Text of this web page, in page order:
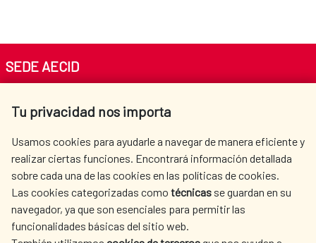
Tu privacidad nos importa
Usamos cookies para ayudarle a navegar de manera eficiente y
realizar ciertas funciones. Encontrará información detallada
sobre cada una de las cookies en las políticas de cookies.
Las cookies categorizadas como técnicas se guardan en su
navegador, ya que son esenciales para permitir las
funcionalidades básicas del sitio web.
SEDE AECID
Tel. +34 900 20 30 54​​​​​​​
AECID
OÙ NOUS COOPÉRONS
L'ACTION HUMANITAIRE
ESPAGNOLE
SALLE DE PRESSE